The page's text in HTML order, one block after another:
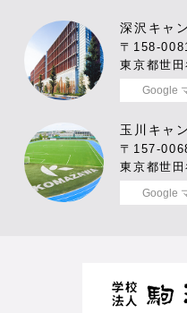
深沢キャ
〒158-
東京都世
Google
玉川キャ
〒157-
東京都世
Google